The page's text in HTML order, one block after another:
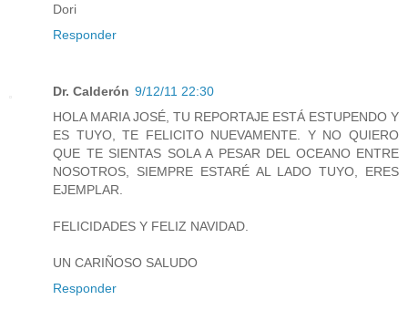
Dori
Responder
Dr. Calderón 9/12/11 22:30
HOLA MARIA JOSÉ, TU REPORTAJE ESTÁ ESTUPENDO Y
ES TUYO, TE FELICITO NUEVAMENTE. Y NO QUIERO
QUE TE SIENTAS SOLA A PESAR DEL OCEANO ENTRE
NOSOTROS, SIEMPRE ESTARÉ AL LADO TUYO, ERES
EJEMPLAR.
FELICIDADES Y FELIZ NAVIDAD.
UN CARIÑOSO SALUDO
Responder